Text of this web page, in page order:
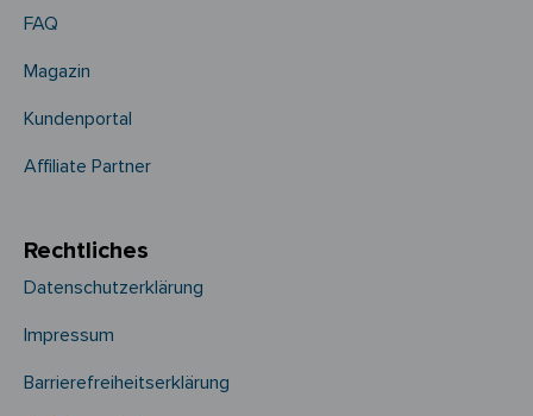
FAQ
Magazin
Kundenportal
Affiliate Partner
Rechtliches
Datenschutzerklärung
Impressum
Barrierefreiheitserklärung